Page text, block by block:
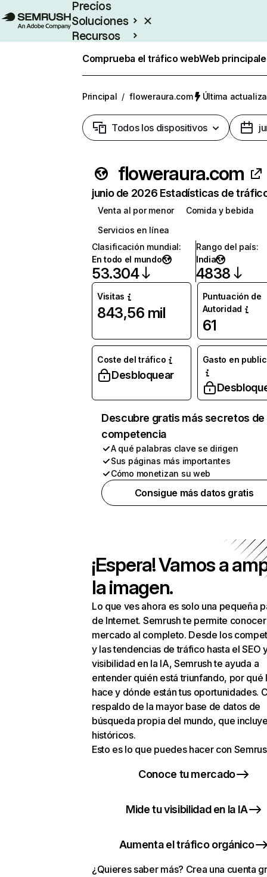
Precios
Soluciones
Recursos
Comprueba el tráfico webWeb
Principal / floweraura.com Última
Todos los dispositivos
floweraura.com
junio de 2026 Estadísticas de
Venta al por menor
Comida y bebida
Servicios en línea
Clasificación mundial:
En todo el mundo
53.304
Rango del país:
India
4838
Visitas
843,56 mil
Puntuación de
Autoridad
61
Coste del tráfico
Desbloquear
Gasto en
Descubre gratis más secretos de
competencia
A qué palabras clave se dirigen
Sus páginas más importantes
Cómo monetizan su web
Consigue más datos gratis
¡Espera! Vamos a
la imagen.
Lo que ves ahora es solo una pequeña
de Internet. Semrush te permite
mercado al completo. Desde los
y las tendencias de tráfico hasta el SEO
visibilidad en la IA, Semrush te ayuda a
entender quién está triunfando, por qué
hace y dónde están tus oportunidades.
respaldo de la mayor base de datos de
búsqueda propia del mundo, que
históricos.
Esto es lo que puedes hacer con
Conoce tu mercado
Mide tu visibilidad en la IA
Aumenta el tráfico orgánico
¿Quieres saber más? Crea una cuenta